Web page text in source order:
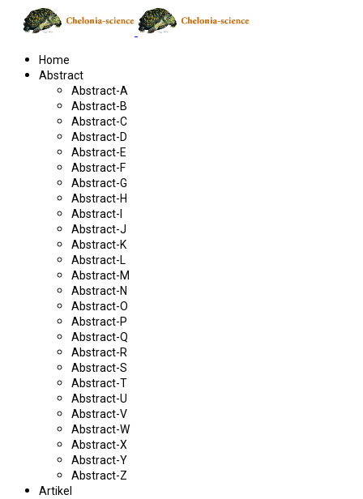
Home
Abstract
Abstract-A
Abstract-B
Abstract-C
Abstract-D
Abstract-E
Abstract-F
Abstract-G
Abstract-H
Abstract-I
Abstract-J
Abstract-K
Abstract-L
Abstract-M
Abstract-N
Abstract-O
Abstract-P
Abstract-Q
Abstract-R
Abstract-S
Abstract-T
Abstract-U
Abstract-V
Abstract-W
Abstract-X
Abstract-Y
Abstract-Z
Artikel